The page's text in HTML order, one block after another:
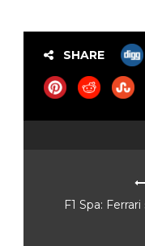
SHARE
F1 Spa: